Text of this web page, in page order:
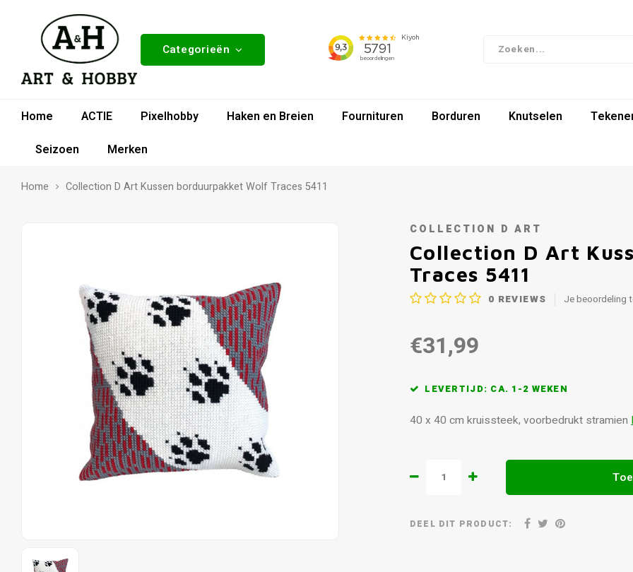
Categorieën
Home ACTIE Pixelhobby Haken en Breien Fournituren Borduren Knutselen
Seizoen
Merken
Home Collection D Art Kussen borduurpakket Wolf Traces 5411
COLLECTION D ART
Collection D Art
Traces 5411
0 REVIEWS Je beoordeling
€31,99
LEVERTIJD: CA. 1-2 WEKEN
40 x 40 cm kruissteek, voorbedrukt stramien
DEEL DIT PRODUCT: